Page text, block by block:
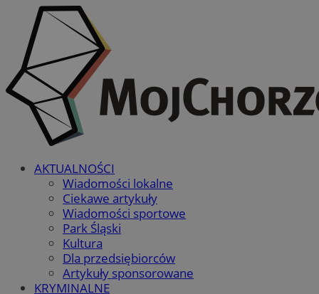
AKTUALNOŚCI
Wiadomości lokalne
Ciekawe artykuły
Wiadomości sportowe
Park Śląski
Kultura
Dla przedsiębiorców
Artykuły sponsorowane
KRYMINALNE